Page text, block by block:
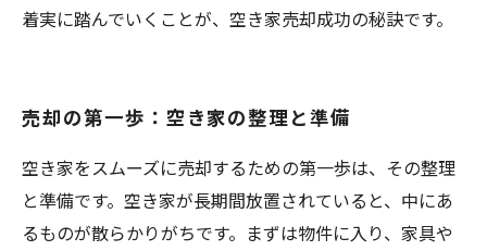
着実に踏んでいくことが、空き家売却成功の秘訣です。
売却の第一歩：空き家の整理と準備
空き家をスムーズに売却するための第一歩は、その整理
と準備です。空き家が長期間放置されていると、中にあ
るものが散らかりがちです。まずは物件に入り、家具や